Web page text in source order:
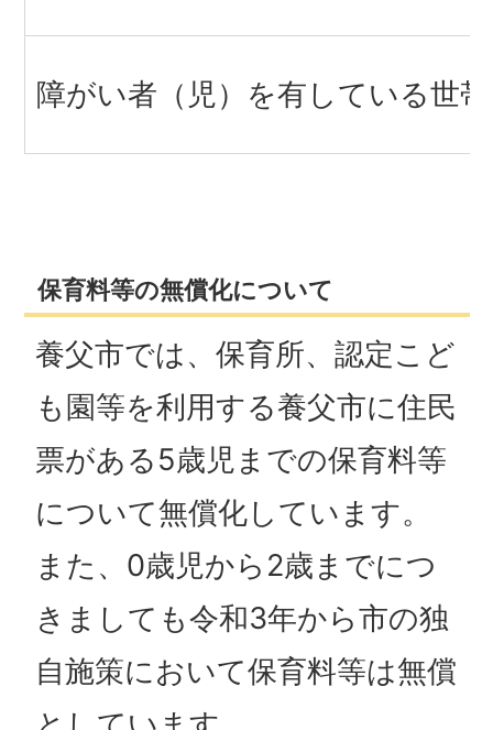
障がい者（児）を有している世
保育料等の無償化について
養父市では、保育所、認定こど
も園等を利用する養父市に住民
票がある5歳児までの保育料等
について無償化しています。
また、0歳児から2歳までにつ
きましても令和3年から市の独
自施策において保育料等は無償